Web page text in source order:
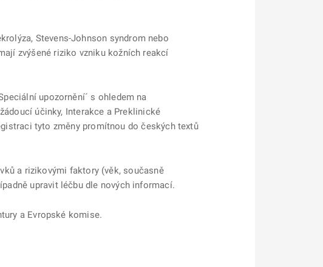
Stevens-Johnson syndrom nebo
zvýšené riziko vzniku kožních reakcí
upozornění´ s ohledem na
účinky, Interakce a Preklinické
tyto změny promítnou do českých textů
a rizikovými faktory (věk, současně
upravit léčbu dle nových informací.
a Evropské komise.